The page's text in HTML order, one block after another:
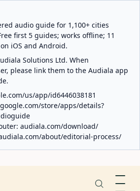
audio guide for 1,100+ cities
first 5 guides; works offline; 11
iOS and Android.
Solutions Ltd. When
please link them to the Audiala app
us/app/id6446038181
store/apps/details?
audiala.com/download/
about/editorial-process/